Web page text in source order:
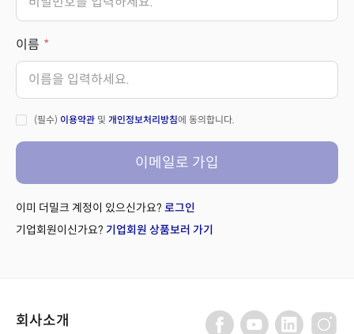
이름
(필수) 이용약관 및 개인정보처리방침에 동의합니다.
이메일로 가입
이미 더밀크 계정이 있으신가요? 로그인
기업회원이신가요? 기업회원 상품보러 가기
회사소개